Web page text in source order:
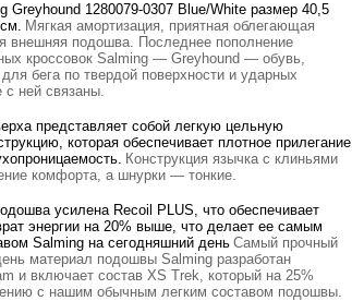
Greyhound 1280079-0307 Blue/White размер 40,5
Мягкая амортизация, приятная облегающая
внешняя подошва. Последнее пополнение
кроссовок Salming — Greyhound — обувь,
бега по твердой поверхности и ударных
с ней связаны.
представляет собой легкую цельную
которая обеспечивает плотное прилегание
Конструкция язычка с клиньями
комфорта, а шнурки — тонкие.
усилена Recoil PLUS, что обеспечивает
энергии на 20% выше, что делает ее самым
Salming на сегодняшний день Самый прочный
материал подошвы Salming разработан
и включает состав XS Trek, который на 25%
с нашим обычным легким составом подошвы.